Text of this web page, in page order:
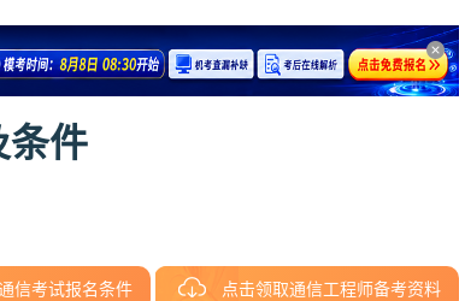
条件
信考试报名条件 点击领取通信工程师备考资料